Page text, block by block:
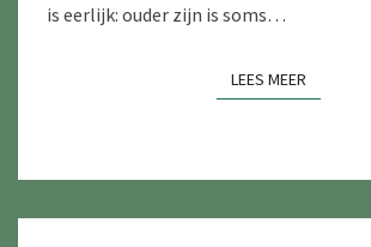
is eerlijk: ouder zijn is soms…
LEES MEERLEES MEER